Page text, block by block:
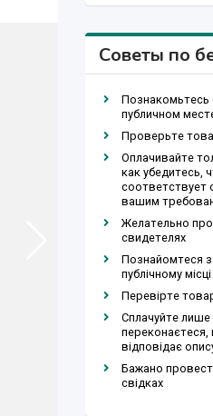
Советы по
публичном
Проверьте
Оплачивайте
как убедитесь,
соответствует
вашим
Желательно
свидетелях
Познайомтеся
публічному місці
Перевірте
Сплачуйте лише
відповідає
Бажано
свідках